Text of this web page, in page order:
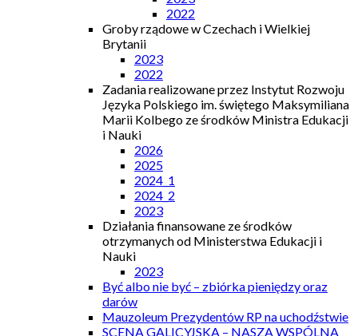
2022
Groby rządowe w Czechach i Wielkiej
Brytanii
2023
2022
Zadania realizowane przez Instytut Rozwoju
Języka Polskiego im. świętego Maksymiliana
Marii Kolbego ze środków Ministra Edukacji
i Nauki
2026
2025
2024_1
2024_2
2023
Działania finansowane ze środków
otrzymanych od Ministerstwa Edukacji i
Nauki
2023
Być albo nie być – zbiórka pieniędzy oraz
darów
Mauzoleum Prezydentów RP na uchodźstwie
SCENA GALICYJSKA – NASZA WSPÓLNA